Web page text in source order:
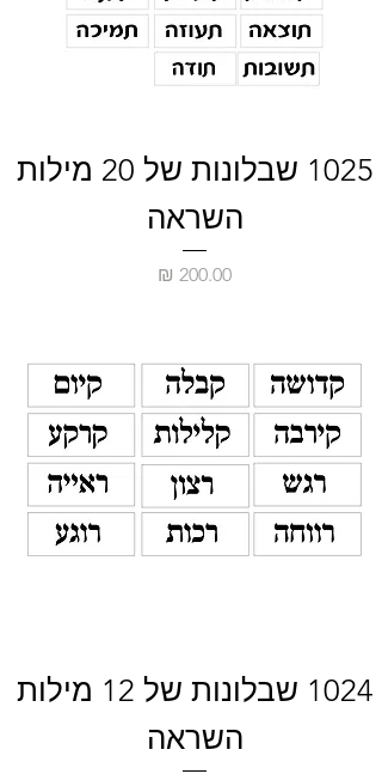
1025 שבלונות של 20 מילות
השראה
מחיר
1024 שבלונות של 12 מילות
השראה